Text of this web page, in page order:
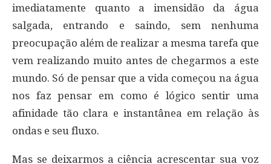
imediatamente quanto a imensidão da água
salgada, entrando e saindo, sem nenhuma
preocupação além de realizar a mesma tarefa que
vem realizando muito antes de chegarmos a este
mundo. Só de pensar que a vida começou na água
nos faz pensar em como é lógico sentir uma
afinidade tão clara e instantânea em relação às
ondas e seu fluxo.
Mas se deixarmos a ciência acrescentar sua voz